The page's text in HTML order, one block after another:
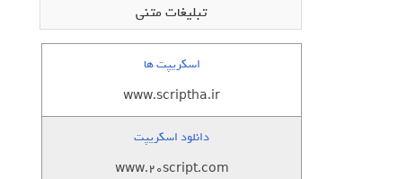
تبلیغات متنی
اسکریپت ها
www.scriptha.ir
دانلود اسکریپت
www.20script.com